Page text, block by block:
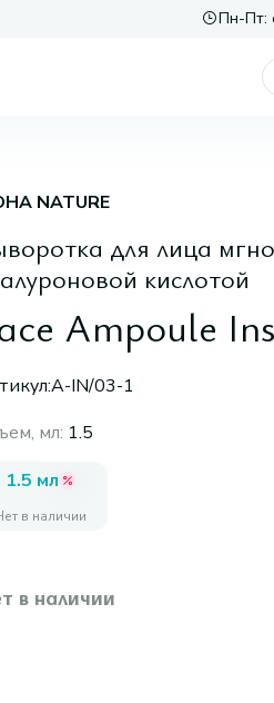
Пн-Пт:
NATURE
для лица
кислотой
Ampoule
A-IN/03-1
мл: 1.5
1.5 мл
в наличии
в наличии